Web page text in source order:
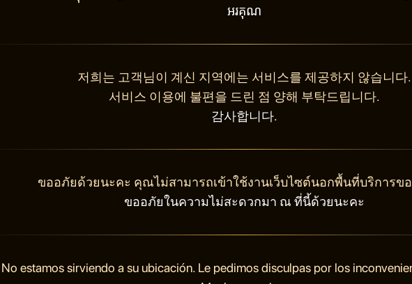
អរគុណ
저희는 고객님이 계신 지역에는 서비스를 제공하지 않습니다.
서비스 이용에 불편을 드린 점 양해 부탁드립니다.
감사합니다.
ขออภัยด้วยนะคะ คุณไม่สามารถเข้าใช้งานเว็บไซต์นอกพื้นที่บริการขอ
ขออภัยในความไม่สะดวกมา ณ ที่นี้ด้วยนะคะ
No estamos sirviendo a su ubicación. Le pedimos disculpas por los